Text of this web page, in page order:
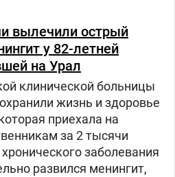
сельскохозяйственных,
вылечили острый
у 82-летней
на Урал
клинической больницы
жизнь и здоровье
приехала на
за 2 тысячи
заболевания
развился менингит,